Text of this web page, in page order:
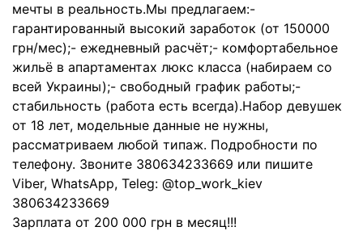
мечты в реальность.Мы предлагаем:-
гарантированный высокий заработок (от 150000
грн/мес);- ежедневный расчёт;- комфортабельное
жильё в апартаментах люкс класса (набираем со
всей Украины);- свободный график работы;-
стабильность (работа есть всегда).Набор девушек
от 18 лет, модельные данные не нужны,
рассматриваем любой типаж. Подробности по
телефону. Звоните 380634233669 или пишите
Viber, WhatsApp, Teleg: @top_work_kiev
380634233669
Зарплата от 200 000 грн в месяц!!!